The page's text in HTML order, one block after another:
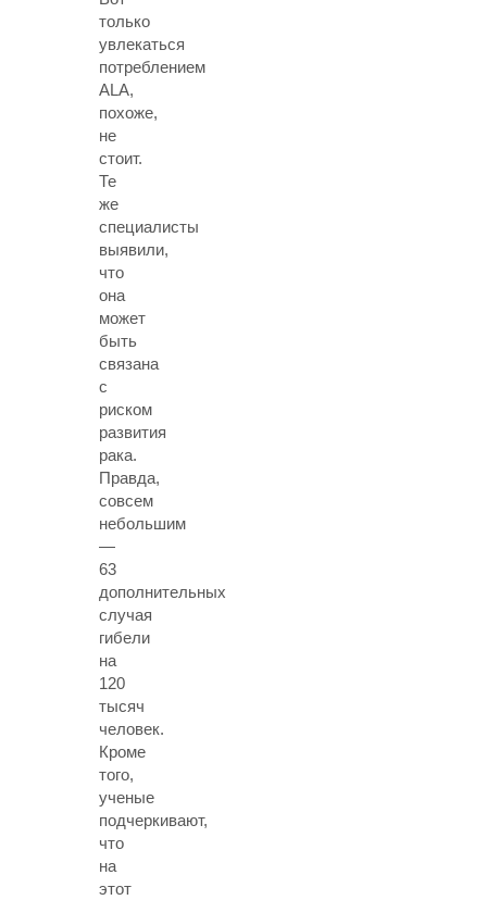
только
увлекаться
потреблением
ALA,
похоже,
не
стоит.
Те
же
специалисты
выявили,
что
она
может
быть
связана
с
риском
развития
рака.
Правда,
совсем
небольшим
—
63
дополнительных
случая
гибели
на
120
тысяч
человек.
Кроме
того,
ученые
подчеркивают,
что
на
этот